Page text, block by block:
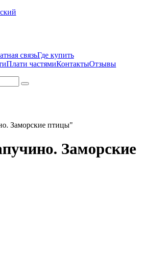
связьГде купить
Плати частямиКонтактыОтзывы
Заморские птицы"
Заморские